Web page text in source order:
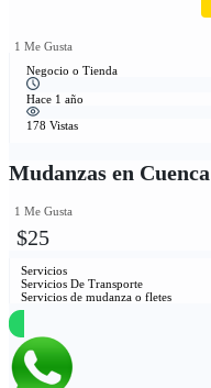
1 Me Gusta
Negocio o Tienda
Hace 1 año
178 Vistas
Mudanzas en Cuenca
1 Me Gusta
$25
Servicios
Servicios De Transporte
Servicios de mudanza o fletes